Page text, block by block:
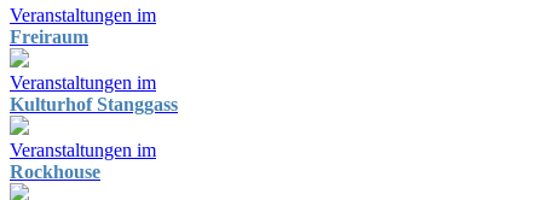
Veranstaltungen im
Freiraum
Veranstaltungen im
Kulturhof Stanggass
Veranstaltungen im
Rockhouse